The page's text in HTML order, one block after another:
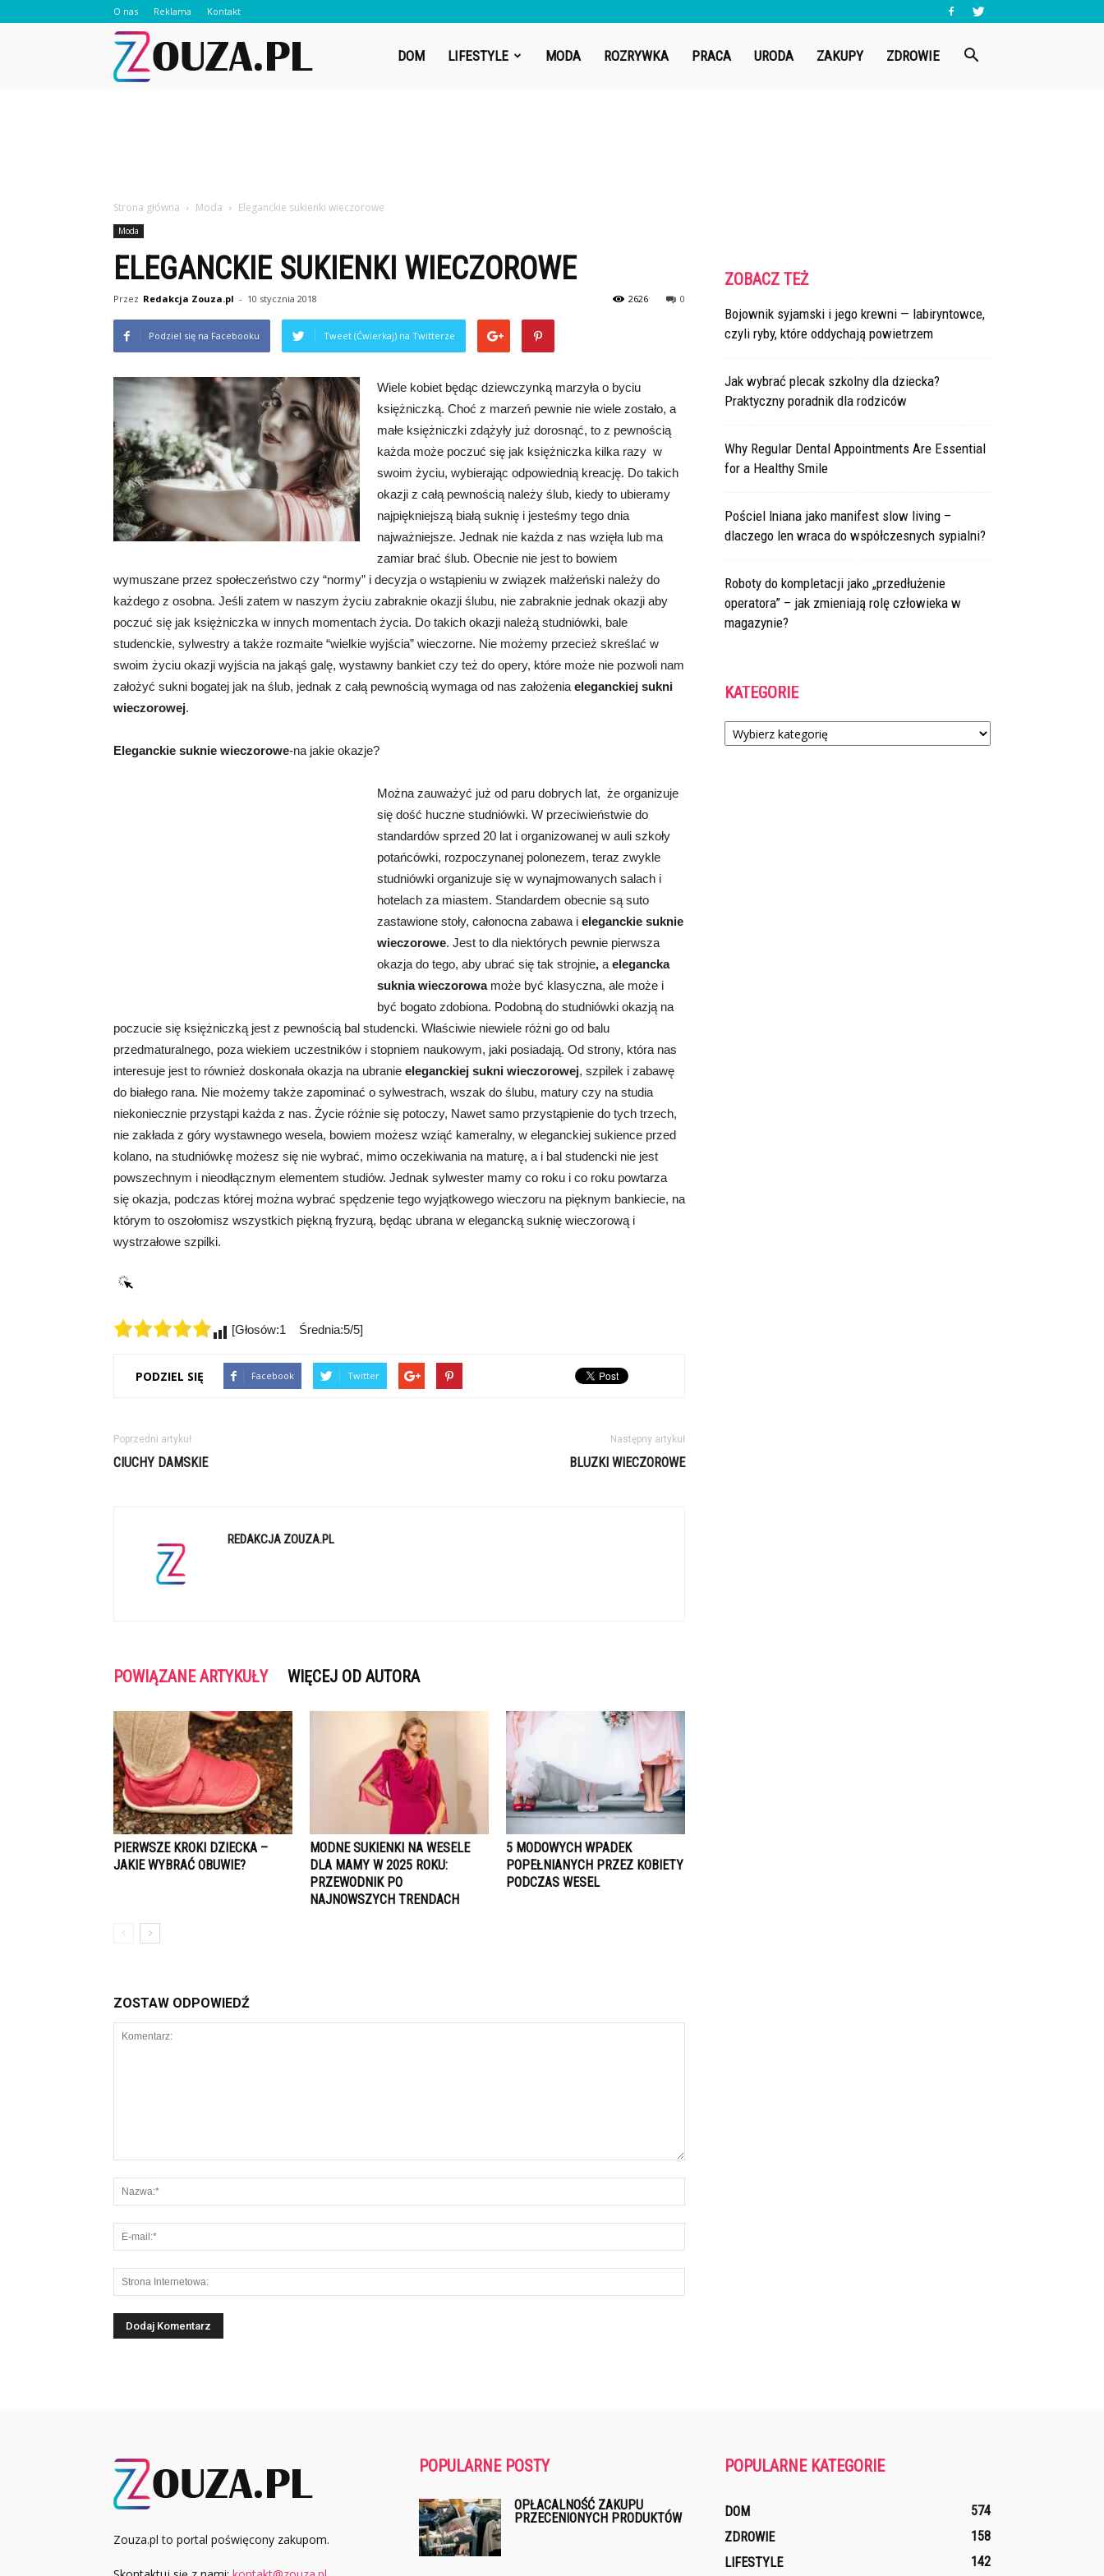
O nas Reklama Kontakt
DOM LIFESTYLE MODA ROZRYWKA PRACA URODA ZAKUPY ZDROWIE
Strona główna Moda Eleganckie sukienki wieczorowe
Moda
ELEGANCKIE SUKIENKI WIECZOROWE
Przez Redakcja Zouza.pl - 10 stycznia 2018 0
2626
Podziel się na Facebooku Tweet (Ćwierkaj) na Twitterze
Wiele kobiet będąc dziewczynką marzyła o byciu
księżniczką. Choć z marzeń pewnie nie wiele zostało, a
małe księżniczki zdążyły już dorosnąć, to z pewnością
każda może poczuć się jak księżniczka kilka razy w
swoim życiu, wybierając odpowiednią kreację. Do takich
okazji z całą pewnością należy ślub, kiedy to ubieramy
najpiękniejszą białą suknię i jesteśmy tego dnia
najważniejsze. Jednak nie każda z nas wzięła lub ma
zamiar brać ślub. Obecnie nie jest to bowiem
wymuszane przez społeczeństwo czy “normy” i decyzja o wstąpieniu w związek małżeński należy do
każdego z osobna. Jeśli zatem w naszym życiu zabraknie okazji ślubu, nie zabraknie jednak okazji aby
poczuć się jak księżniczka w innych momentach życia. Do takich okazji należą studniówki, bale
studenckie, sylwestry a także rozmaite “wielkie wyjścia” wieczorne. Nie możemy przecież skreślać w
swoim życiu okazji wyjścia na jakąś galę, wystawny bankiet czy też do opery, które może nie pozwoli nam
założyć sukni bogatej jak na ślub, jednak z całą pewnością wymaga od nas założenia eleganckiej sukni
wieczorowej.
Eleganckie suknie wieczorowe-na jakie okazje?
Można zauważyć już od paru dobrych lat, że organizuje
się dość huczne studniówki. W przeciwieństwie do
standardów sprzed 20 lat i organizowanej w auli szkoły
potańcówki, rozpoczynanej polonezem, teraz zwykle
studniówki organizuje się w wynajmowanych salach i
hotelach za miastem. Standardem obecnie są suto
zastawione stoły, całonocna zabawa i eleganckie suknie
wieczorowe. Jest to dla niektórych pewnie pierwsza
okazja do tego, aby ubrać się tak strojnie, a elegancka
suknia wieczorowamoże być klasyczna, ale może i
być bogato zdobiona. Podobną do studniówki okazją na
poczucie się księżniczką jest z pewnością bal studencki. Właściwie niewiele różni go od balu
przedmaturalnego, poza wiekiem uczestników i stopniem naukowym, jaki posiadają. Od strony, która nas
interesuje jest to również doskonała okazja na ubranie eleganckiej sukni wieczorowej, szpilek i zabawę
do białego rana. Nie możemy także zapominać o sylwestrach, wszak do ślubu, matury czy na studia
niekoniecznie przystąpi każda z nas. Życie różnie się potoczy, Nawet samo przystąpienie do tych trzech,
nie zakłada z góry wystawnego wesela, bowiem możesz wziąć kameralny, w eleganckiej sukience przed
kolano, na studniówkę możesz się nie wybrać, mimo oczekiwania na maturę, a i bal studencki nie jest
powszechnym i nieodłącznym elementem studiów. Jednak sylwester mamy co roku i co roku powtarza
się okazja, podczas której można wybrać spędzenie tego wyjątkowego wieczoru na pięknym bankiecie, na
którym to oszołomisz wszystkich piękną fryzurą, będąc ubrana w elegancką suknię wieczorową i
wystrzałowe szpilki.
[Głosów:1 Średnia:5/5]
PODZIEL SIĘ Facebook Twitter
Poprzedni artykuł
CIUCHY DAMSKIE
Następny artykuł
BLUZKI WIECZOROWE
REDAKCJA ZOUZA.PL
POWIĄZANE ARTYKUŁY WIĘCEJ OD AUTORA
PIERWSZE KROKI DZIECKA –
JAKIE WYBRAĆ OBUWIE?
MODNE SUKIENKI NA WESELE
DLA MAMY W 2025 ROKU:
PRZEWODNIK PO
NAJNOWSZYCH TRENDACH
5 MODOWYCH WPADEK
POPEŁNIANYCH PRZEZ KOBIETY
PODCZAS WESEL
ZOSTAW ODPOWIEDŹ
ZOBACZ TEŻ
Bojownik syjamski i jego krewni — labiryntowce,
czyli ryby, które oddychają powietrzem
Jak wybrać plecak szkolny dla dziecka?
Praktyczny poradnik dla rodziców
Why Regular Dental Appointments Are Essential
for a Healthy Smile
Pościel lniana jako manifest slow living –
dlaczego len wraca do współczesnych sypialni?
Roboty do kompletacji jako „przedłużenie
operatora” – jak zmieniają rolę człowieka w
magazynie?
KATEGORIE
Kategorie
Zouza.pl to portal poświęcony zakupom.
POPULARNE POSTY
OPŁACALNOŚĆ ZAKUPU
PRZECENIONYCH PRODUKTÓW
POPULARNE KATEGORIE
DOM
574
ZDROWIE
158
LIFESTYLE
142